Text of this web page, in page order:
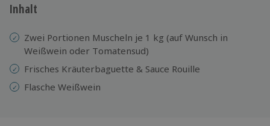
Inhalt
Zwei Portionen Muscheln je 1 kg (auf Wunsch in
Weißwein oder Tomatensud)
Frisches Kräuterbaguette & Sauce Rouille
Flasche Weißwein